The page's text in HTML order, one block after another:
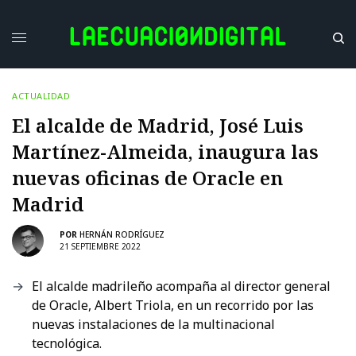
ACTUALIDAD
El alcalde de Madrid, José Luis
Martínez-Almeida, inaugura las
nuevas oficinas de Oracle en
Madrid
POR HERNÁN RODRÍGUEZ
21 SEPTIEMBRE 2022
El alcalde madrileño acompaña al director general
de Oracle, Albert Triola, en un recorrido por las
nuevas instalaciones de la multinacional
tecnológica.